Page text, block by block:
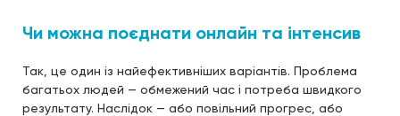
Чи можна поєднати онлайн та інтенсив
Так, це один із найефективніших варіантів. Проблема
багатьох людей — обмежений час і потреба швидкого
результату. Наслідок — або повільний прогрес, або